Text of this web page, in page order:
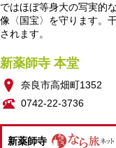
ではほぼ等身大の写実的
像〈国宝〉を守ります。
されます。
新薬師寺 本堂
奈良市高畑町1352
0742-22-3736
新薬師寺